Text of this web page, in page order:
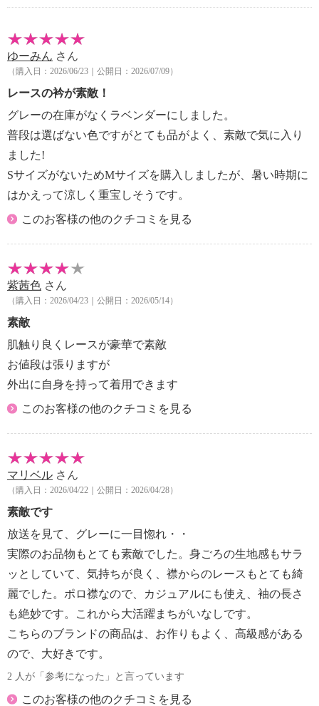
・アイロン仕上げ：可（中温）
【メンテナンス（ケアラベル）】
・単品洗い
・水や汗などによる色落ち、色移り注意
・摩擦による色落ち、色移り注意
・素材の特性上、多少の縮みあり
・ネット使用
・中性洗剤使用
【原産国（地）】
・中国製
ゆーみん さん
（購入日：2026/06/23｜公開日：2026/07/09）
レースの衿が素敵！
グレーの在庫がなくラベンダーにしました。
普段は選ばない色ですがとても品がよく、素敵で気に入り
ました!
SサイズがないためMサイズを購入しましたが、暑い時期に
はかえって涼しく重宝しそうです。
このお客様の他のクチコミを見る
紫茜色 さん
（購入日：2026/04/23｜公開日：2026/05/14）
素敵
肌触り良くレースが豪華で素敵
お値段は張りますが
外出に自身を持って着用できます
このお客様の他のクチコミを見る
マリベル さん
（購入日：2026/04/22｜公開日：2026/04/28）
素敵です
放送を見て、グレーに一目惚れ・・
実際のお品物もとても素敵でした。身ごろの生地感もサラ
ッとしていて、気持ちが良く、襟からのレースもとても綺
麗でした。ポロ襟なので、カジュアルにも使え、袖の長さ
も絶妙です。これから大活躍まちがいなしです。
こちらのブランドの商品は、お作りもよく、高級感がある
ので、大好きです。
2 人が「参考になった」と言っています
このお客様の他のクチコミを見る